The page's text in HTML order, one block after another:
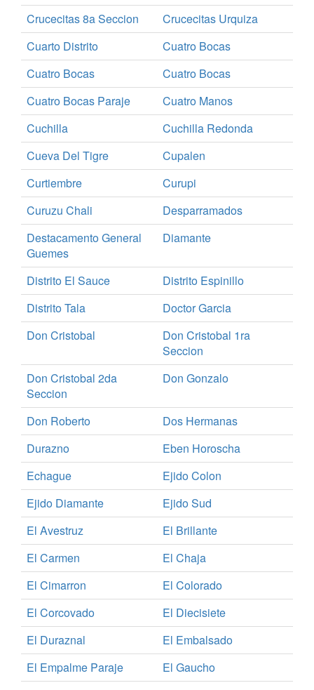
Crucecitas 8a Seccion
Crucecitas Urquiza
Cuarto Distrito
Cuatro Bocas
Cuatro Bocas
Cuatro Bocas
Cuatro Bocas Paraje
Cuatro Manos
Cuchilla
Cuchilla Redonda
Cueva Del Tigre
Cupalen
Curtiembre
Curupi
Curuzu Chali
Desparramados
Destacamento General
Guemes
Diamante
Distrito El Sauce
Distrito Espinillo
Distrito Tala
Doctor Garcia
Don Cristobal
Don Cristobal 1ra
Seccion
Don Cristobal 2da
Seccion
Don Gonzalo
Don Roberto
Dos Hermanas
Durazno
Eben Horoscha
Echague
Ejido Colon
Ejido Diamante
Ejido Sud
El Avestruz
El Brillante
El Carmen
El Chaja
El Cimarron
El Colorado
El Corcovado
El Diecisiete
El Duraznal
El Embalsado
El Empalme Paraje
El Gaucho